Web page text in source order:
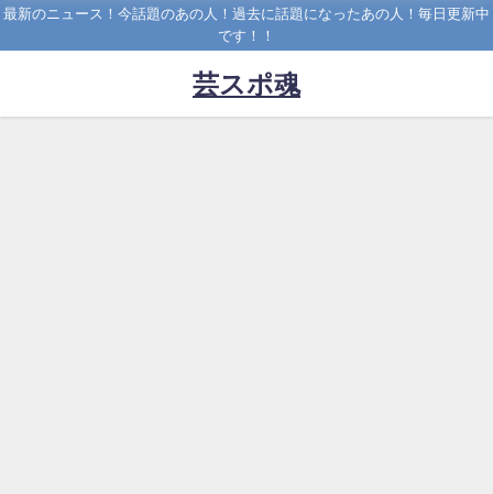
最新のニュース！今話題のあの人！過去に話題になったあの人！毎日更新中
です！！
芸スポ魂